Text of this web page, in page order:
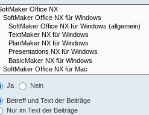
Ja Nein
Betreff und Text der Beiträge
Nur im Text der Beiträge